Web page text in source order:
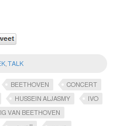
TALK
BEETHOVEN
CONCERT
HUSSEIN ALJASMY
IVO
VAN BEETHOVEN